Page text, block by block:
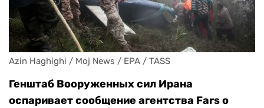
Azin Haghighi / Moj News / EPA / TASS
Генштаб Вооруженных сил Ирана
оспаривает сообщение агентства Fars о